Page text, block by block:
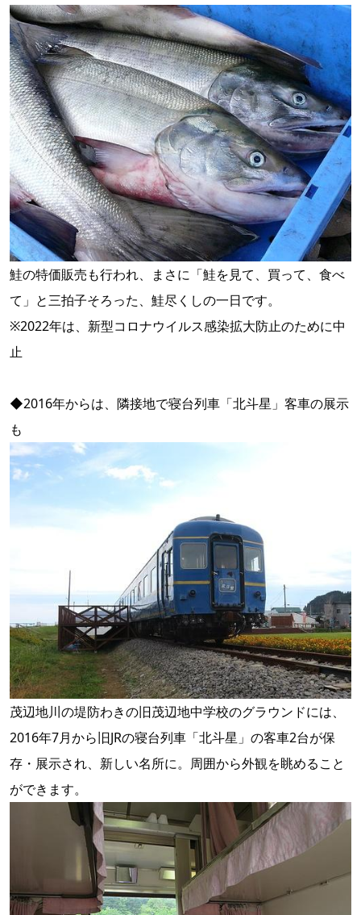
鮭の特価販売も行われ、まさに「鮭を見て、買って、食べ
て」と三拍子そろった、鮭尽くしの一日です。
※2022年は、新型コロナウイルス感染拡大防止のために中
止
◆2016年からは、隣接地で寝台列車「北斗星」客車の展示
も
茂辺地川の堤防わきの旧茂辺地中学校のグラウンドには、
2016年7月から旧JRの寝台列車「北斗星」の客車2台が保
存・展示され、新しい名所に。周囲から外観を眺めること
ができます。